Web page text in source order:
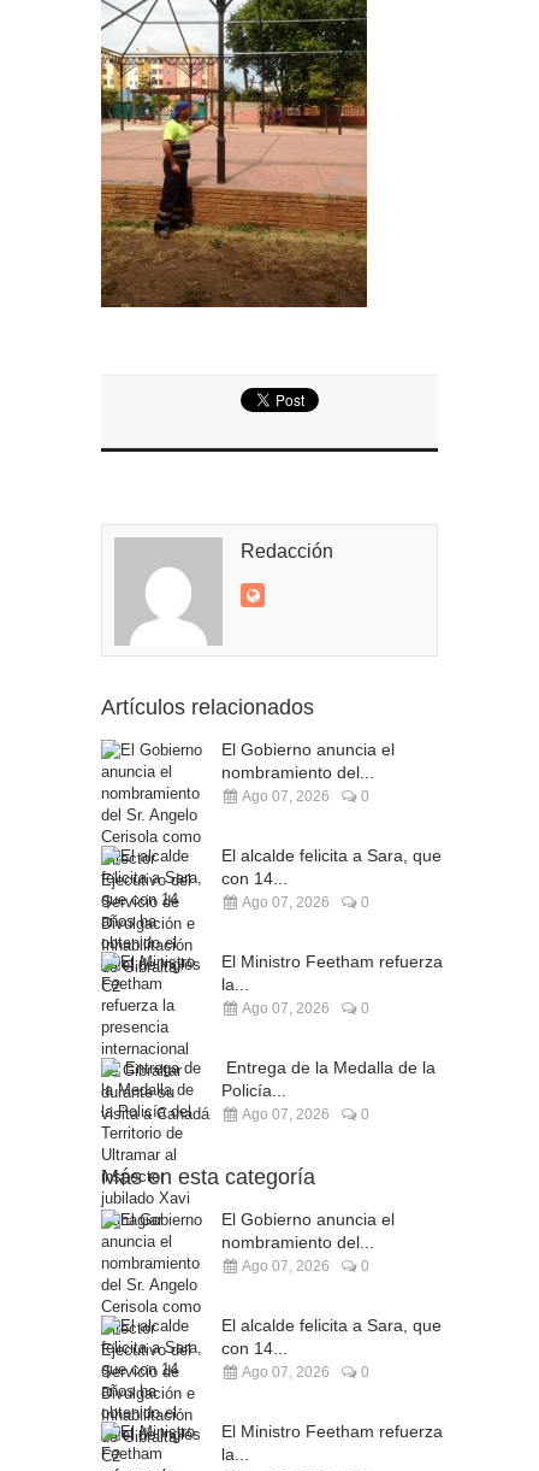
de Ultramar al inspector jubilado Xavi Buhagiar
Presentado el IV Torneo de Fútbol Senior Alcalde
de San Roque, que se disputa la semana
próxima
Redacción
Artículos relacionados
El Gobierno anuncia el
nombramiento del...
Ago 07, 2026 0
El alcalde felicita a Sara, que
con 14...
Ago 07, 2026 0
El Ministro Feetham refuerza
la...
Ago 07, 2026 0
Entrega de la Medalla de la
Policía...
Ago 07, 2026 0
Más en esta categoría
El Gobierno anuncia el
nombramiento del...
Ago 07, 2026 0
El alcalde felicita a Sara, que
con 14...
Ago 07, 2026 0
El Ministro Feetham refuerza
la...